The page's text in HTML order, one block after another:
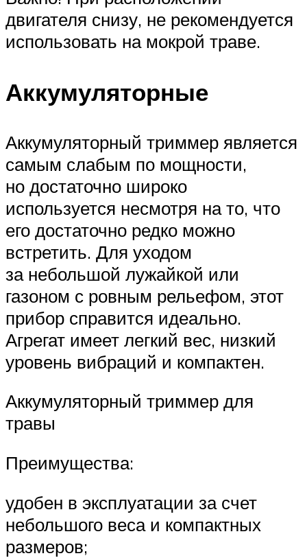
двигателя снизу, не рекомендуется
использовать на мокрой траве.
Аккумуляторные
Аккумуляторный триммер является
самым слабым по мощности,
но достаточно широко
используется несмотря на то, что
его достаточно редко можно
встретить. Для уходом
за небольшой лужайкой или
газоном с ровным рельефом, этот
прибор справится идеально.
Агрегат имеет легкий вес, низкий
уровень вибраций и компактен.
Аккумуляторный триммер для
травы
Преимущества:
удобен в эксплуатации за счет
небольшого веса и компактных
размеров;